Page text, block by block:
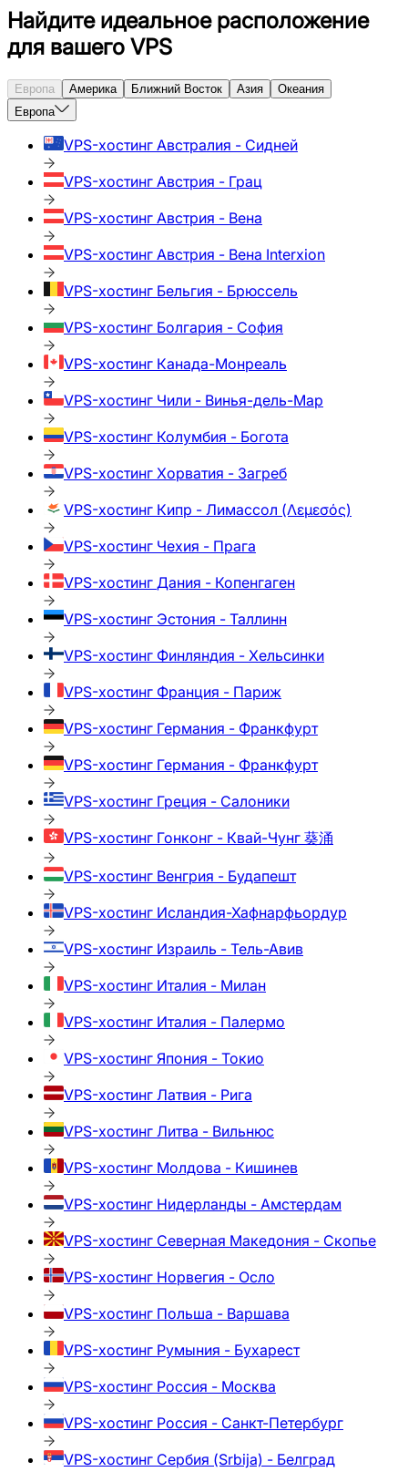
Найдите идеальное расположение
для вашего VPS
Европа Америка Ближний Восток Азия
Океания
Европа
VPS-хостинг Австралия - Сидней
VPS-хостинг Австрия - Грац
VPS-хостинг Австрия - Вена
VPS-хостинг Австрия - Вена Interxion
VPS-хостинг Бельгия - Брюссель
VPS-хостинг Болгария - София
VPS-хостинг Канада-Монреаль
VPS-хостинг Чили - Винья-дель-Мар
VPS-хостинг Колумбия - Богота
VPS-хостинг Хорватия - Загреб
VPS-хостинг Кипр - Лимассол (Λεμεσός)
VPS-хостинг Чехия - Прага
VPS-хостинг Дания - Копенгаген
VPS-хостинг Эстония - Таллинн
VPS-хостинг Финляндия - Хельсинки
VPS-хостинг Франция - Париж
VPS-хостинг Германия - Франкфурт
VPS-хостинг Германия - Франкфурт
VPS-хостинг Греция - Салоники
VPS-хостинг Гонконг - Квай-Чунг 葵涌
VPS-хостинг Венгрия - Будапешт
VPS-хостинг Исландия-Хафнарфьордур
VPS-хостинг Израиль - Тель-Авив
VPS-хостинг Италия - Милан
VPS-хостинг Италия - Палермо
VPS-хостинг Япония - Токио
VPS-хостинг Латвия - Рига
VPS-хостинг Литва - Вильнюс
VPS-хостинг Молдова - Кишинев
VPS-хостинг Нидерланды - Амстердам
VPS-хостинг Северная Македония - Скопье
VPS-хостинг Норвегия - Осло
VPS-хостинг Польша - Варшава
VPS-хостинг Румыния - Бухарест
VPS-хостинг Россия - Москва
VPS-хостинг Россия - Санкт-Петербург
VPS-хостинг Сербия (Srbija) - Белград